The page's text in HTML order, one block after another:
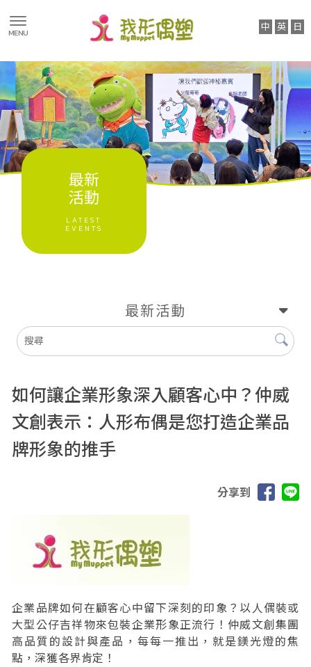
最新消息
最新活動
如何讓企業形象深入顧客心中？仲威
文創表示：人形布偶是您打造企業品
牌形象的推手
分享到
企業品牌如何在顧客心中留下深刻的印象？以人偶裝或
大型公仔吉祥物來包裝企業形象正流行！仲威文創集團
高品質的設計與產品，每每一推出，就是鎂光燈的焦
點，深獲各界肯定！